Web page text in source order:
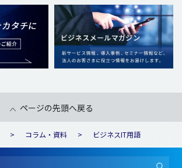
ページの先頭へ戻る
コラム・資料 ビジネスIT用語